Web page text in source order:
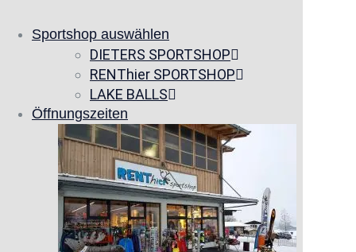
Sportshop auswählen
DIETERS SPORTSHOP
RENThier SPORTSHOP
LAKE BALLS
Öffnungszeiten